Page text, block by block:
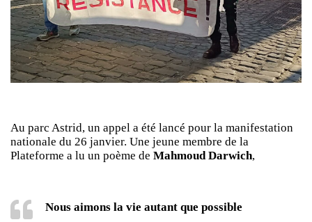
Au parc Astrid, un appel a été lancé pour la manifestation
nationale du 26 janvier. Une jeune membre de la
Plateforme a lu un poème de Mahmoud Darwich,
Nous aimons la vie autant que possible